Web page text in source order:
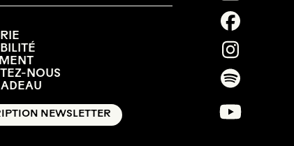
NOUS
NEWSLETTER